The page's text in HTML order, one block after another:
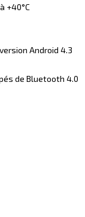
+40°C
Android 4.3
de Bluetooth 4.0